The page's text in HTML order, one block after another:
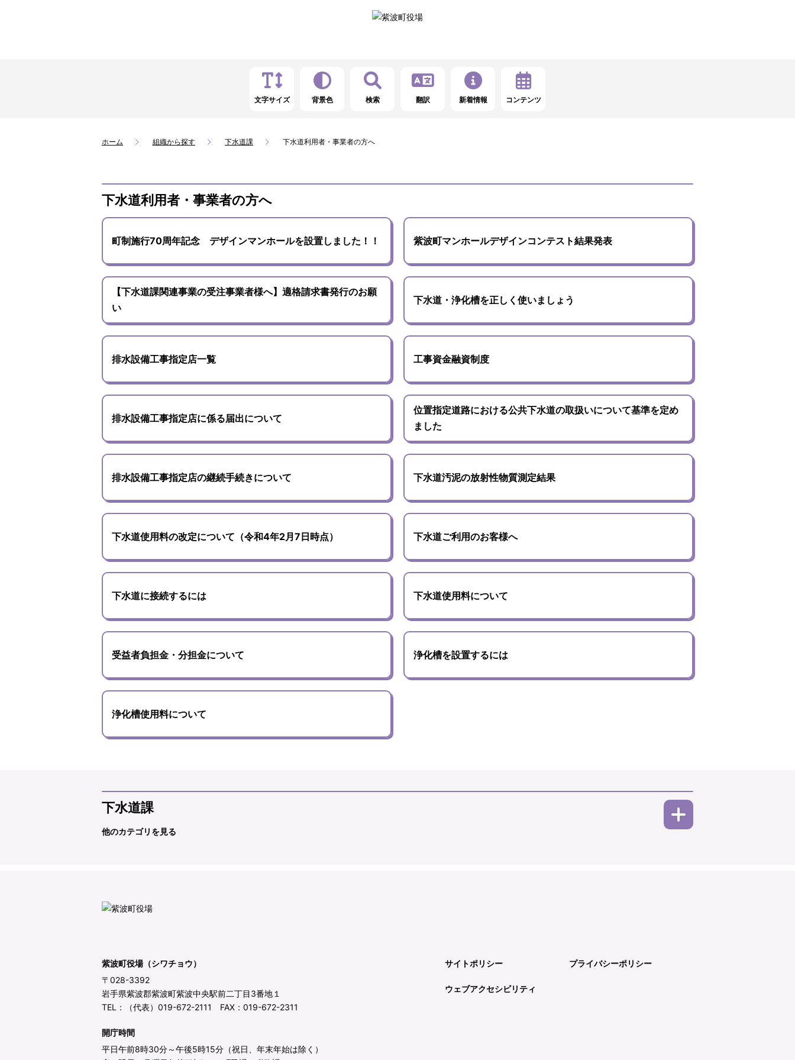
文字サイズ 背景色 検索 翻訳 新着情報 コンテンツ
ホーム 組織から探す 下水道課 下水道利用者・事業者の方へ
下水道利用者・事業者の方へ
町制施行70周年記念 デザインマンホールを設置しました！！ 紫波町マンホールデザインコンテスト結果発表
【下水道課関連事業の受注事業者様へ】適格請求書発行のお願
い
下水道・浄化槽を正しく使いましょう
排水設備工事指定店一覧 工事資金融資制度
排水設備工事指定店に係る届出について
位置指定道路における公共下水道の取扱いについて基準を定め
ました
排水設備工事指定店の継続手続きについて 下水道汚泥の放射性物質測定結果
下水道使用料の改定について（令和4年2月7日時点） 下水道ご利用のお客様へ
下水道に接続するには 下水道使用料について
受益者負担金・分担金について 浄化槽を設置するには
浄化槽使用料について
下水道課
他のカテゴリを見る
紫波町役場（シワチョウ）
〒028-3392
岩手県紫波郡紫波町紫波中央駅前二丁目3番地１
TEL：（代表）019-672-2111 FAX：019-672-2311
開庁時間
平日午前8時30分～午後5時15分（祝日、年末年始は除く）
サイトポリシー プライバシーポリシー
ウェブアクセシビリティ